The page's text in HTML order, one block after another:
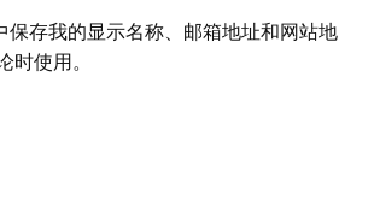
保存我的显示名称、邮箱地址和网站地
时使用。